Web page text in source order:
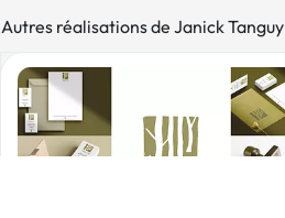
Autres réalisations de Janick Tanguy